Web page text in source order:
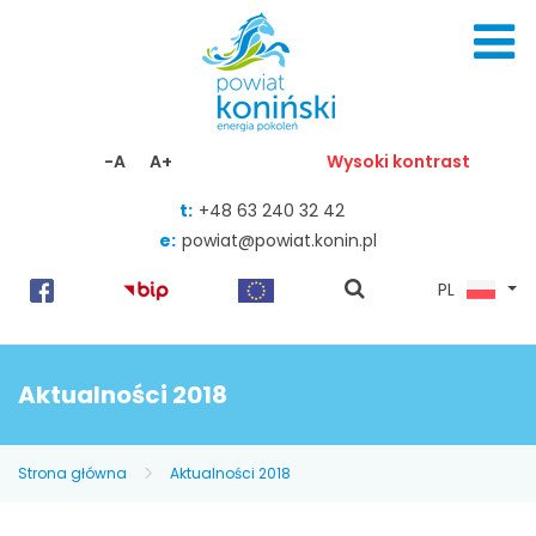
-A A+ Wysoki kontrast
t: +48 63 240 32 42
e: powiat@powiat.konin.pl
pokaż
PL
Aktualności 2018
Strona główna Aktualności 2018